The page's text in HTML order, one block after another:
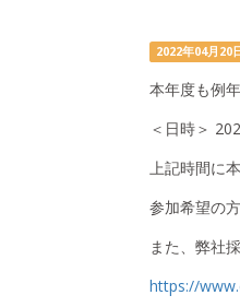
2022年04月20
本年度も例
＜日時＞
上記時間に
参加希望の
また、弊社
https://